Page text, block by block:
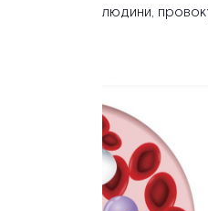
людини,